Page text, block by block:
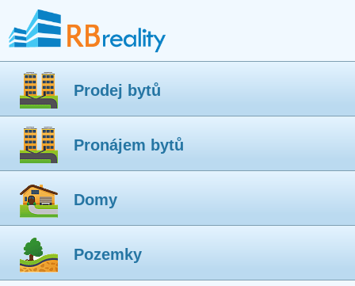
Prodej bytů
Pronájem bytů
Domy
Pozemky